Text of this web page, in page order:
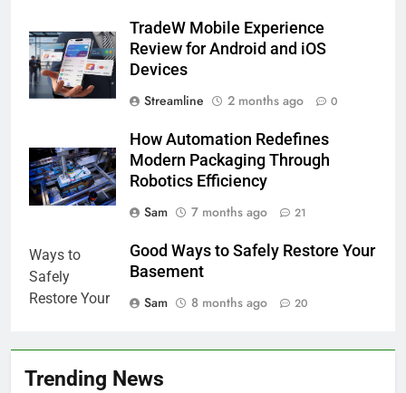
TradeW Mobile Experience
Review for Android and iOS
Devices
Streamline
2 months ago 0
How Automation Redefines
Modern Packaging Through
Robotics Efficiency
Sam
7 months ago 21
Good Ways to Safely Restore Your
Basement
Sam
8 months ago 20
Trending News